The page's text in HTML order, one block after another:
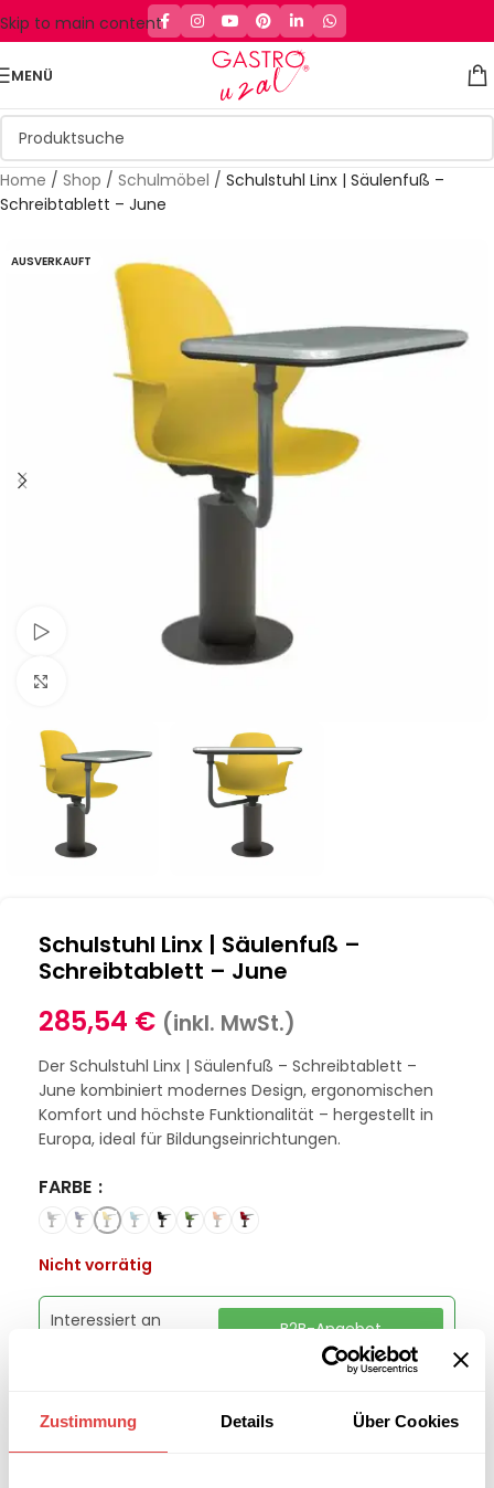
Zustimmung Details Über Cookies
Skip to main content
MENÜ
Home / Shop / Schulmöbel / Schulstuhl Linx | Säulenfuß –
Schreibtablett – June
AUSVERKAUFT
Schulstuhl Linx | Säulenfuß –
Schreibtablett – June
285,54 € (inkl. MwSt.)
Der Schulstuhl Linx | Säulenfuß – Schreibtablett –
June kombiniert modernes Design, ergonomischen
Komfort und höchste Funktionalität – hergestellt in
Europa, ideal für Bildungseinrichtungen.
FARBE
Nicht vorrätig
Interessiert an
B2B-Angebot
anfordern
Kategorien: Schulmöbel